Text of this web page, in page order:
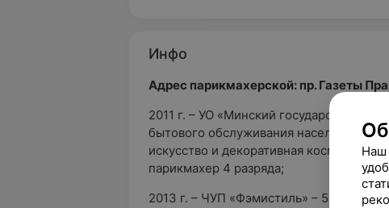
Инфо
Адрес парикмахерской: пр. Газеты
2011 г. – УО «Минский
бытового обслуживания населения»
искусство и декоративная косметика,
парикмахер 4 разряда;
2013 г. – ЧУП «Фэмистиль» – 5 разряд
Наш